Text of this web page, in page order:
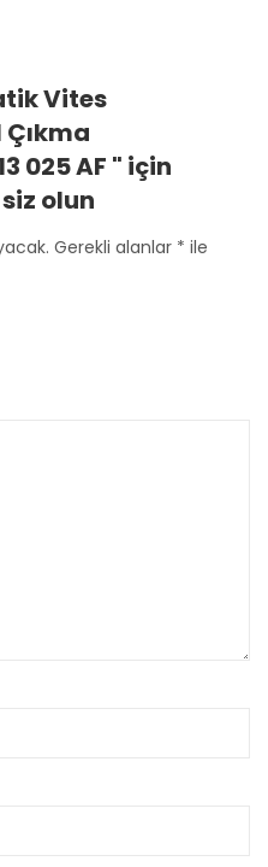
Vites
025 AF " için
olun
Gerekli alanlar * ile